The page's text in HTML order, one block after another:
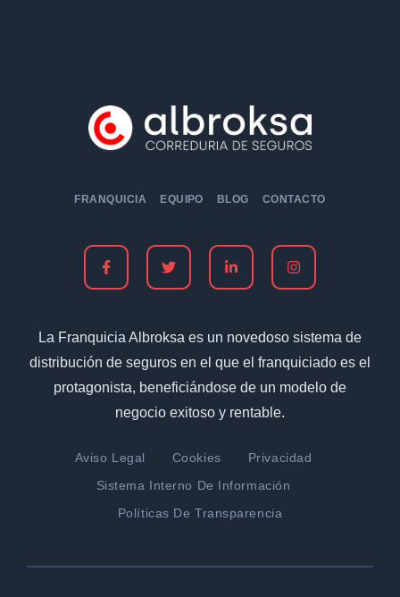
FRANQUICIA EQUIPO BLOG CONTACTO
La Franquicia Albroksa es un novedoso sistema de
distribución de seguros en el que el franquiciado es el
protagonista, beneficiándose de un modelo de
negocio exitoso y rentable.
Aviso Legal Cookies
Privacidad
Sistema Interno De Información
Políticas De Transparencia